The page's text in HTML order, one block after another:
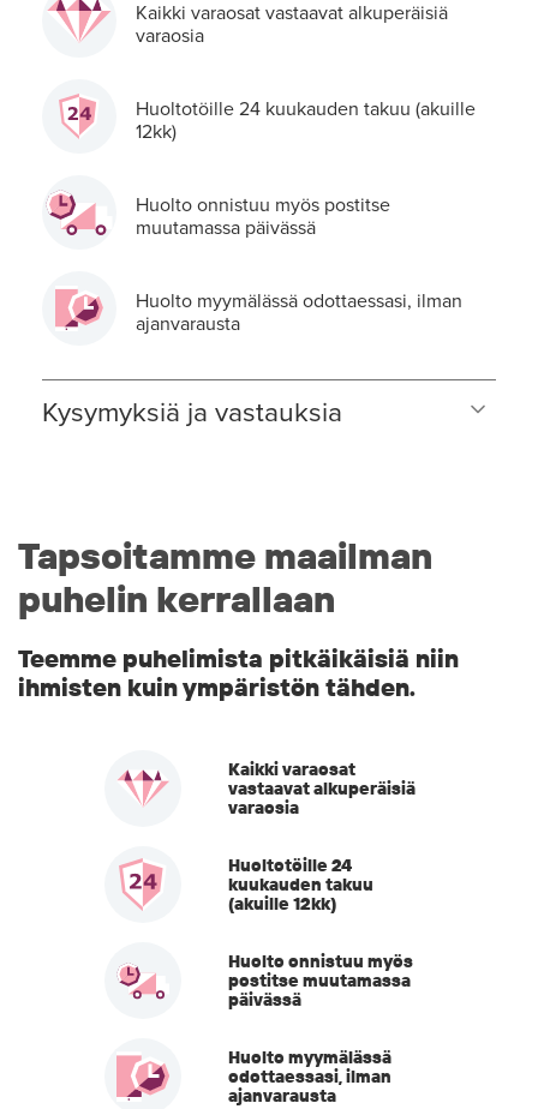
Kaikki varaosat vastaavat alkuperäisiä
varaosia
Huoltotöille 24 kuukauden takuu (akuille
12kk)
Huolto onnistuu myös postitse
muutamassa päivässä
Huolto myymälässä odottaessasi, ilman
ajanvarausta
Kysymyksiä ja vastauksia
Tapsoitamme maailman
puhelin kerrallaan
Teemme puhelimista pitkäikäisiä niin
ihmisten kuin ympäristön tähden.
Kaikki varaosat
vastaavat alkuperäisiä
varaosia
Huoltotöille 24
kuukauden takuu
(akuille 12kk)
Huolto onnistuu myös
postitse muutamassa
päivässä
Huolto myymälässä
odottaessasi, ilman
ajanvarausta